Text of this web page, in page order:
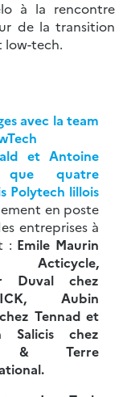
à la rencontre
de la transition
low-tech.
avec la team
et Antoine
que quatre
Polytech lillois
en poste
entreprises à
: Emile Maurin
Acticycle,
Duval chez
Aubin
Tennad et
Salicis chez
& Terre